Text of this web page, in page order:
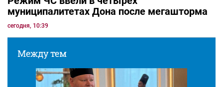
муниципалитетах Дона после мегашторма
сегодня, 10:39
Между тем